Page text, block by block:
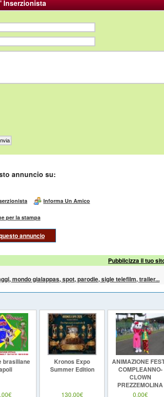
annuncio su:
Informa Un Amico
per la stampa
annuncio
Pubblicizza il tuo
mondo gialappas, spot, parodie, sigle telefilm, trailer...
brasiliane
Kronos Expo
Summer Edition
130,00€
ANIMAZIONE
COMPLEANNO-
CLOWN
PREZZEMOLINA
EMPOLI
0,00€